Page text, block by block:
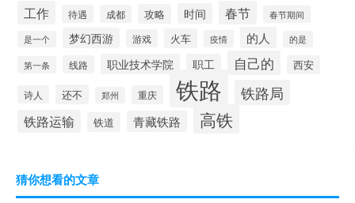
工作 待遇 成都 攻略 时间 春节 春节期间
是一个 梦幻西游 游戏 火车 疫情 的人 的是
第一条 线路 职业技术学院 职工 自己的 西安
诗人 还不 郑州 重庆 铁路 铁路局
铁路运输 铁道 青藏铁路 高铁
猜你想看的文章